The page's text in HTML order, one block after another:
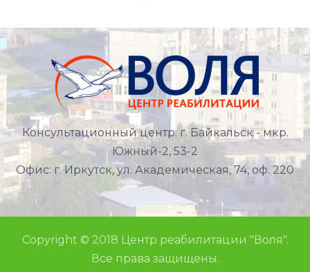
Консультационный центр: г. Байкальск - мкр.
Южный-2, 53-2
Офис: г. Иркутск, ул. Академическая, 74, оф. 220
Copyright © 2018 Центр реабилитации "Воля".
Все права защищены.